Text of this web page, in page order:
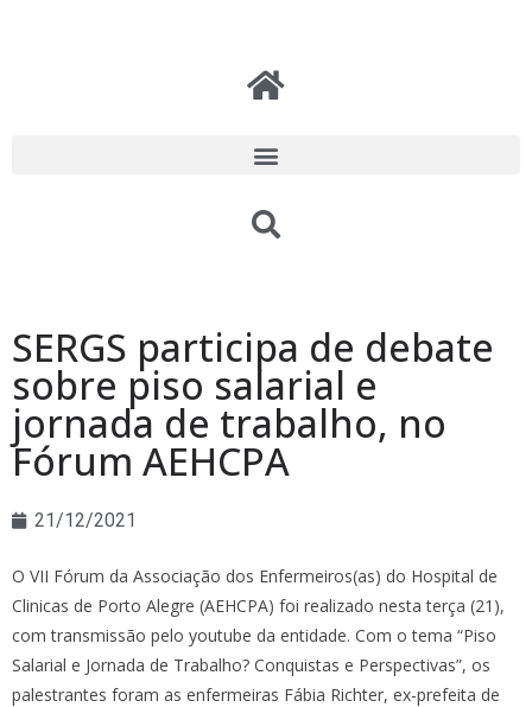
SERGS participa de debate
sobre piso salarial e
jornada de trabalho, no
Fórum AEHCPA
21/12/2021
O VII Fórum da Associação dos Enfermeiros(as) do Hospital de
Clinicas de Porto Alegre (AEHCPA) foi realizado nesta terça (21),
com transmissão pelo youtube da entidade. Com o tema “Piso
Salarial e Jornada de Trabalho? Conquistas e Perspectivas”, os
palestrantes foram as enfermeiras Fábia Richter, ex-prefeita de